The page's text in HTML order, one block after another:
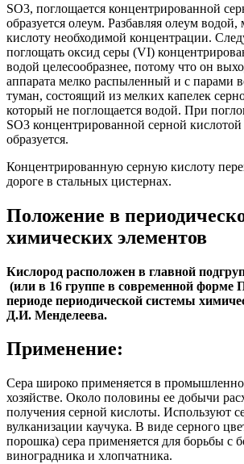
SO3, поглощается концентрированной
образуется олеум. Разбавляя олеум
кислоту необходимой концентрации.
поглощать оксид серы (VI)
водой целесообразнее, потому что он
аппарата мелко распыленный и с парами
туман, состоящий из мелких капелек
который не поглощается водой. При
SO3 концентрированной серной
образуется.
Концентрированную серную кислоту
дороге в стальных цистернах.
Положение в
химических элементов
Кислород расположен в главной
(или в 16 группе в современной
периоде периодической системы
Д.И. Менделеева.
Применение:
Сера широко применяется в
хозяйстве. Около половины ее добычи
получения серной кислоты. Используют
вулканизации каучука. В виде серного
порошка) сера применяется для борьбы с
виноградника и хлопчатника.